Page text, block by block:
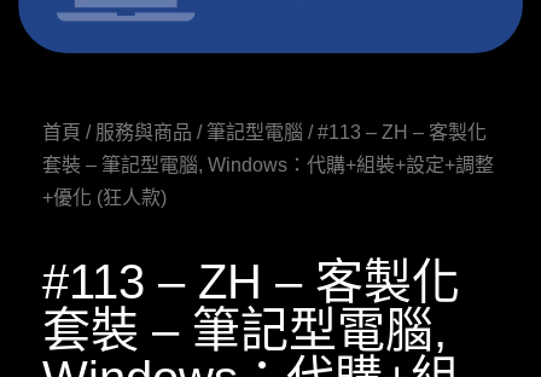
首頁 / 服務與商品 / 筆記型電腦 / #113 – ZH – 客製化
套裝 – 筆記型電腦, Windows：代購+組裝+設定+調整
+優化 (狂人款)
#113 – ZH – 客製化
套裝 – 筆記型電腦,